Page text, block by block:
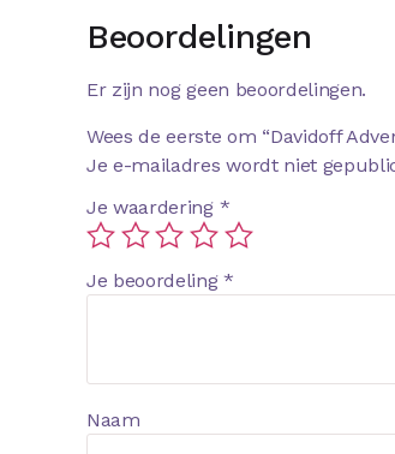
Beoordelingen
Er zijn nog geen beoordelingen.
Wees de eerste om “Davidoff
Je e-mailadres wordt niet
Je waardering *
Je beoordeling*
Naam